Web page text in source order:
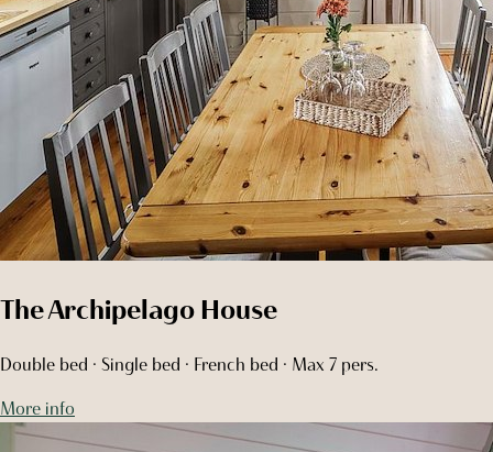
The Drying House
King size bed · 40m2 · Max 2 pers.
More info